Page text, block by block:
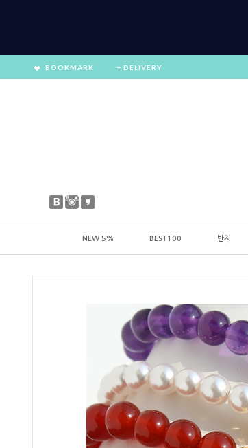
BOOKMARK + DELIVERY
NEW 5% BEST100 반지